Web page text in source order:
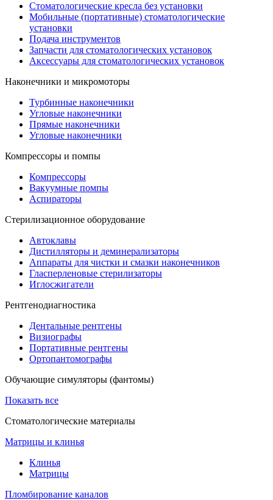
Стоматологические кресла без установки
Мобильные (портативные) стоматологические
установки
Подача инструментов
Запчасти для стоматологических установок
Аксессуары для стоматологических установок
Наконечники и микромоторы
Турбинные наконечники
Угловые наконечники
Прямые наконечники
Угловые наконечники
Компрессоры и помпы
Компрессоры
Вакуумные помпы
Аспираторы
Стерилизационное оборудование
Автоклавы
Дистилляторы и деминерализаторы
Аппараты для чистки и смазки наконечников
Гласперленовые стерилизаторы
Иглосжигатели
Рентгенодиагностика
Дентальные рентгены
Визиографы
Портативные рентгены
Ортопантомографы
Обучающие симуляторы (фантомы)
Показать все
Стоматологические материалы
Матрицы и клинья
Клинья
Матрицы
Пломбирование каналов